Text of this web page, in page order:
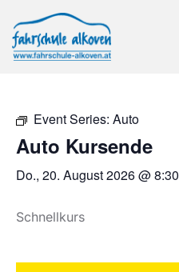
Event Series: Auto
Auto Kursende
Do., 20. August 2026 @ 8:30
Schnellkurs